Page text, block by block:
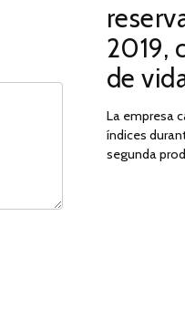
2019,
de
La empresa
índices
segunda